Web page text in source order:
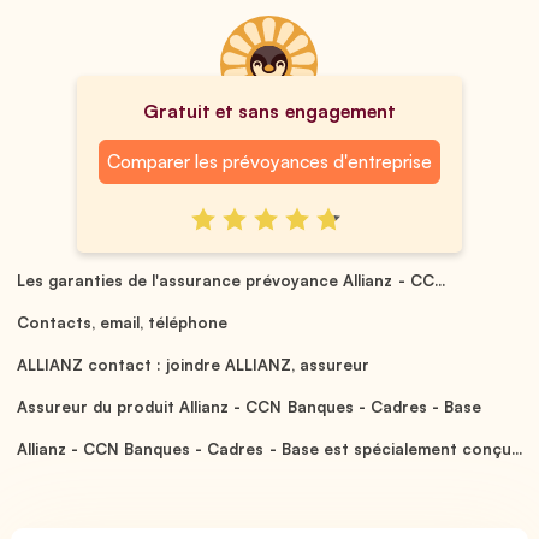
Gratuit et sans engagement
Comparer les prévoyances d'entreprise
Les garanties de l'assurance prévoyance Allianz - CC...
Contacts, email, téléphone
ALLIANZ contact : joindre ALLIANZ, assureur
Assureur du produit Allianz - CCN Banques - Cadres - Base
Allianz - CCN Banques - Cadres - Base est spécialement conçu...